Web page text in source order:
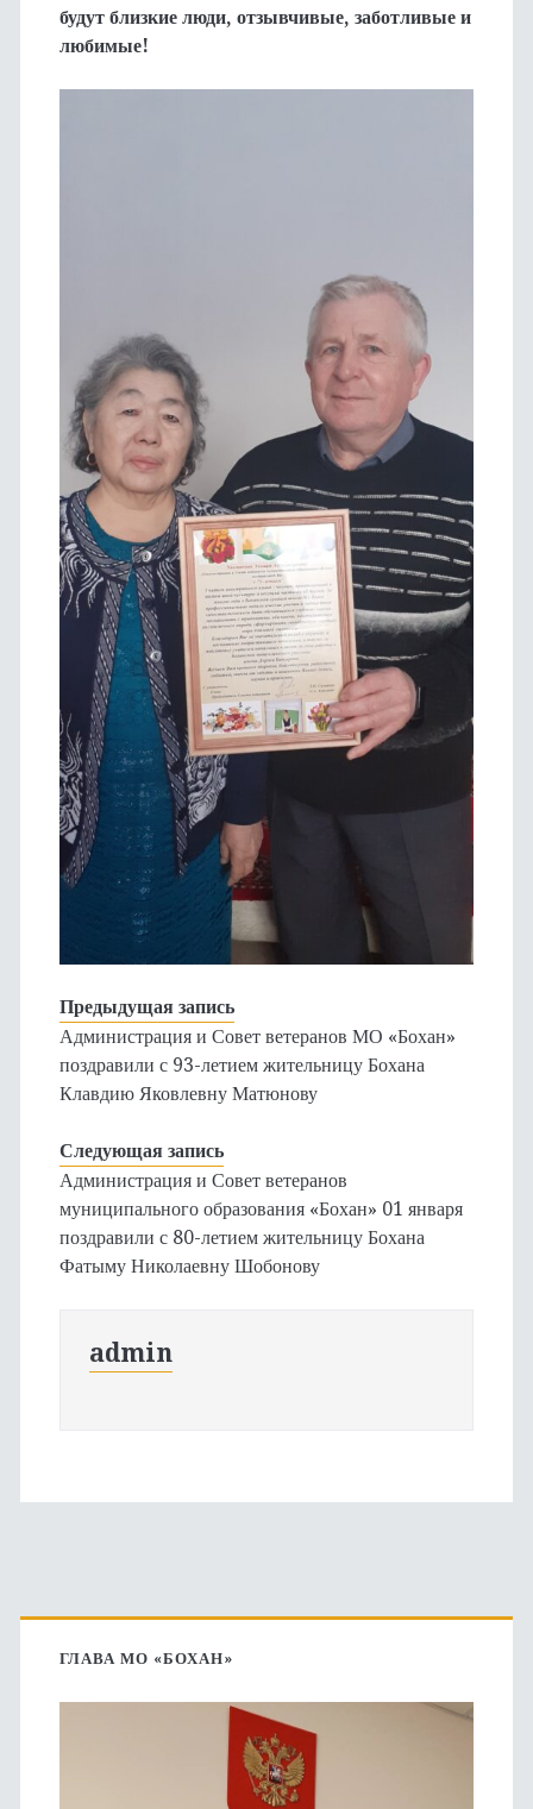
будут близкие люди, отзывчивые, заботливые и
любимые!
Предыдущая запись
Администрация и Совет ветеранов МО «Бохан»
поздравили с 93-летием жительницу Бохана
Клавдию Яковлевну Матюнову
Следующая запись
Администрация и Совет ветеранов
муниципального образования «Бохан» 01 января
поздравили с 80-летием жительницу Бохана
Фатыму Николаевну Шобонову
admin
Основная
боковая
ГЛАВА МО «БОХАН»